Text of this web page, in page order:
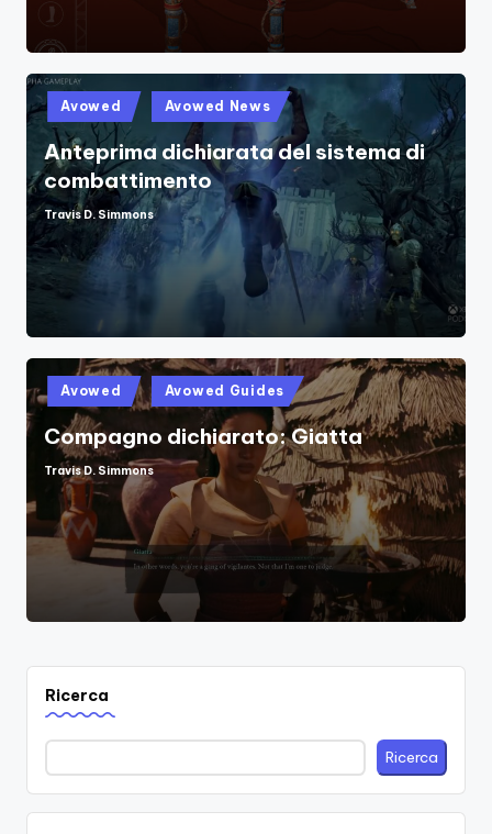
Posted
in
Avowed Avowed News
Anteprima dichiarata del sistema di
combattimento
Posted
by
Travis D. Simmons
Posted
in
Avowed Avowed Guides
Compagno dichiarato: Giatta
Posted
Travis D. Simmons
Ricerca
Ricerca